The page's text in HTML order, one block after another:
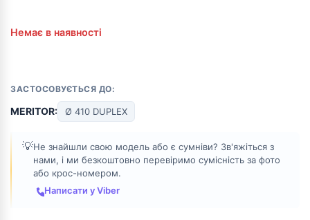
ЗАСТОСОВУЄТЬСЯ ДО:
MERITOR: Ø 410 DUPLEX
💡Не знайшли свою модель або є сумніви? Зв'яжіться з
нами, і ми безкоштовно перевіримо сумісність за фото
або крос-номером.
Написати у Viber
Немає в наявності